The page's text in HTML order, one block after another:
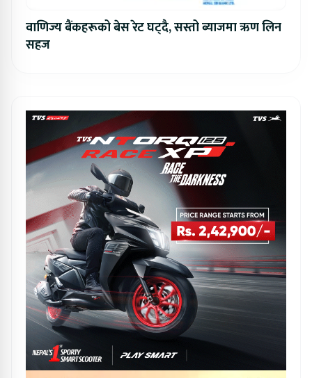
वाणिज्य बैंकहरूको बेस रेट घट्दै, सस्तो ब्याजमा ऋण लिन
सहज